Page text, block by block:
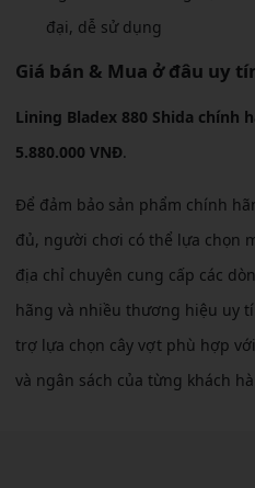
đại, dễ sử dụng
Giá bán & Mua ở đâu uy
Lining Bladex 880 Shida chính
5.880.000 VNĐ.
Để đảm bảo sản phẩm chính
đủ, người chơi có thể lựa chọn
địa chỉ chuyên cung cấp các
hãng và nhiều thương hiệu uy
trợ lựa chọn cây vợt phù hợp
và ngân sách của từng khách